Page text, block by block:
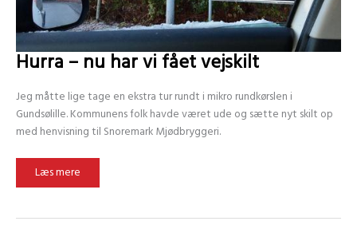
Hurra – nu har vi fået vejskilt
Jeg måtte lige tage en ekstra tur rundt i mikro rundkørslen i
Gundsølille. Kommunens folk havde været ude og sætte nyt skilt op
med henvisning til Snoremark Mjødbryggeri.
Hurra
nu
fået
Læs mere